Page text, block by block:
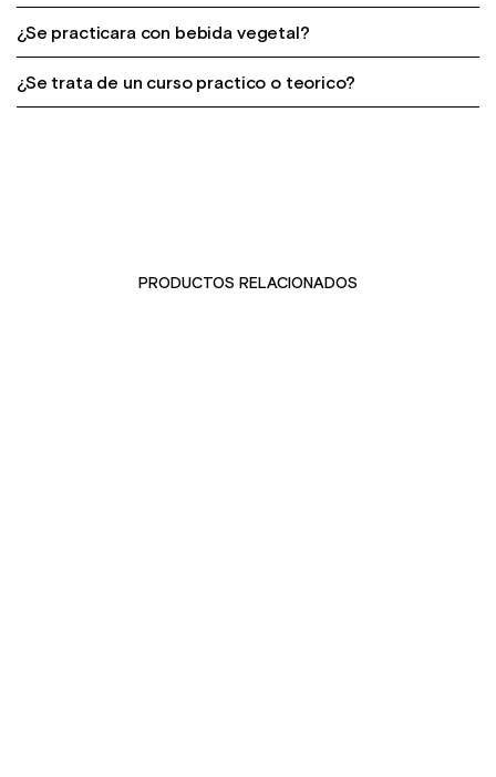
Por supuesto que sí, en nuestro taller de latte art
en cuenta para una correcta emulsión.
¿Se practicara con bebida vegetal?
La bebida vegetal que solemos usar en nuestro taller es
¿Se trata de un curso practico o teorico?
PRODUCTOS RELACIONADOS